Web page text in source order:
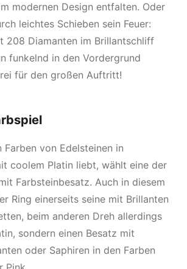
modernen Design entfalten. Oder
leichtes Schieben sein Feuer:
208 Diamanten im Brillantschliff
funkelnd in den Vordergrund
für den großen Auftritt!
Farben von Edelsteinen in
coolem Platin liebt, wählt eine der
Farbsteinbesatz. Auch in diesem
Ring einerseits seine mit Brillanten
beim anderen Dreh allerdings
sondern einen Besatz mit
oder Saphiren in den Farben